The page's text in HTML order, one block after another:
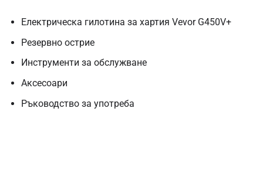
Електрическа гилотина за хартия Vevor G450V+
Резервно острие
Инструменти за обслужване
Аксесоари
Ръководство за употреба